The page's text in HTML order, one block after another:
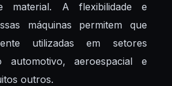
material. A flexibilidade e
máquinas permitem que
utilizadas em setores
automotivo, aeroespacial e
outros.